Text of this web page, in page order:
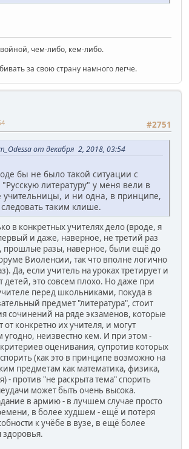
чем-либо, кем-либо.
за свою страну намного легче.
#2751
от декабря 2, 2018, 03:54
бы не было такой ситуации с
литературу" у меня вели в
учительницы, и ни одна, в принципе,
таким клише.
в конкретных учителях дело (вроде, я
и даже, наверное, не третий раз
прошлые разы, наверное, были ещё до
Виоленсии, так что вполне логично
Да, если учитель на уроках третирует и
детей, это совсем плохо. Но даже при
перед школьниками, покуда в
предмет "литература", стоит
сочинений на ряде экзаменов, которые
от конкретно их учителя, и могут
угодно, неизвестно кем. И при этом -
оценивания, супротив которых
(как это в принципе возможно на
предметам как математика, физика,
- против "не раскрыта тема" спорить
может быть очень высока.
в армию - в лучшем случае просто
в более худшем - ещё и потеря
к учёбе в вузе, в ещё более